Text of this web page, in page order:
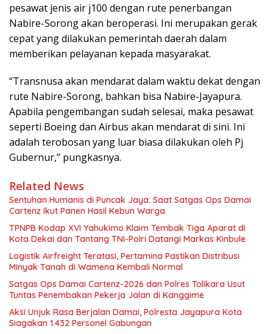
pesawat jenis air j100 dengan rute penerbangan
Nabire-Sorong akan beroperasi. Ini merupakan gerak
cepat yang dilakukan pemerintah daerah dalam
memberikan pelayanan kepada masyarakat.
“Transnusa akan mendarat dalam waktu dekat dengan
rute Nabire-Sorong, bahkan bisa Nabire-Jayapura.
Apabila pengembangan sudah selesai, maka pesawat
seperti Boeing dan Airbus akan mendarat di sini. Ini
adalah terobosan yang luar biasa dilakukan oleh Pj
Gubernur,” pungkasnya.
Related News
Sentuhan Humanis di Puncak Jaya: Saat Satgas Ops Damai
Cartenz Ikut Panen Hasil Kebun Warga
TPNPB Kodap XVI Yahukimo Klaim Tembak Tiga Aparat di
Kota Dekai dan Tantang TNI-Polri Datangi Markas Kinbule
Logistik Airfreight Teratasi, Pertamina Pastikan Distribusi
Minyak Tanah di Wamena Kembali Normal
Satgas Ops Damai Cartenz-2026 dan Polres Tolikara Usut
Tuntas Penembakan Pekerja Jalan di Kanggime
Aksi Unjuk Rasa Berjalan Damai, Polresta Jayapura Kota
Siagakan 1.432 Personel Gabungan